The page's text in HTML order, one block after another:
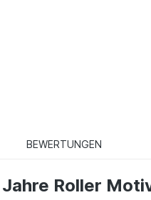
BEWERTUNGEN
Roller